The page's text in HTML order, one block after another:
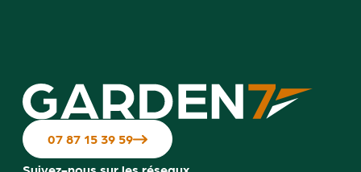
07 87 15 39 59